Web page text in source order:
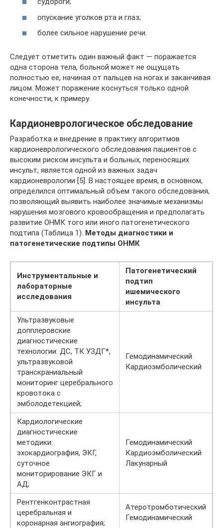
опускание уголков рта и глаз;
более сильное нарушение речи.
Следует отметить один важный факт — поражается
одна сторона тела, больной может не ощущать
полностью ее, начиная от пальцев на ногах и заканчивая
лицом. Может поражение коснуться только одной
конечности, к примеру.
Кардионеврологическое обследование
Разработка и внедрение в практику алгоритмов
кардионеврологического обследования пациентов с
высоким риском инсульта и больных, переносящих
инсульт, является одной из важных задач
кардионеврологии [5]. В настоящее время, в основном,
определился оптимальный объем такого обследования,
позволяющий выявить наиболее значимые механизмы
нарушения мозгового кровообращения и предполагать
развитие ОНМК того или иного патогенетического
подтипа (Таблица 1). Методы диагностики и
патогенетические подтипы ОНМК
Инструментальные и
лабораторные
исследования
Патогенетический
подтип
ишемического
инсульта
Ультразвуковые
допплеровские
диагностические
технологии: ДС, ТК УЗДГ*,
ультразвуковой
транскраниальный
мониторинг церебрального
кровотока с
эмболодетекцией;
Гемодинамический
Кардиоэмболический
Кардиологические
диагностические
методики:
эхокардиография, ЭКГ,
суточное
мониторирование ЭКГ и
АД;
Гемодинамический
Кардиоэмболический
Лакунарный
Рентгенконтрастная
церебральная и
коронарная ангиография;
Атеротромботический
Гемодинамический